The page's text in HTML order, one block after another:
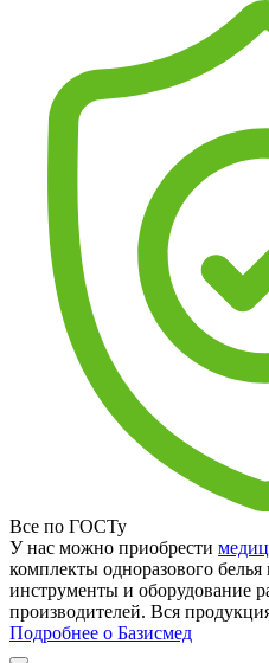
Все по ГОСТу
У нас можно приобрести
комплекты одноразового
инструменты и оборудование
производителей. Вся
Подробнее о Базисмед